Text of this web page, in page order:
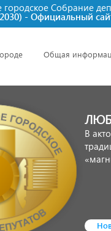
Cобрание
- Официальный
Общая
В